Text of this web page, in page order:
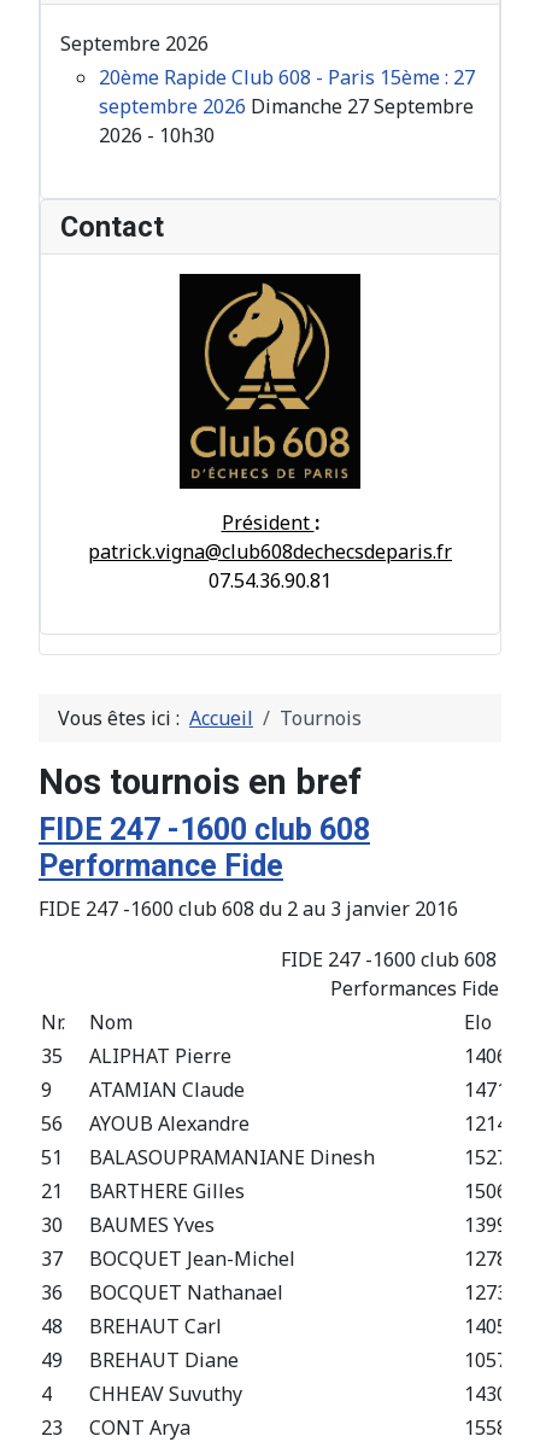
Septembre 2026
20ème Rapide Club 608 - Paris 15ème : 27
septembre 2026 Dimanche 27 Septembre
2026 - 10h30
Contact
Président :
patrick.vigna@club608dechecsdeparis.fr
07.54.36.90.81
Vous êtes ici : Accueil Tournois
Nos tournois en bref
FIDE 247 -1600 club 608
Performance Fide
FIDE 247 -1600 club 608 du 2 au 3 janvier 2016
FIDE 247 -1600 club 608 du
Performances Fide
Nr.
Nom
Elo
35
ALIPHAT Pierre
1406 F
9
ATAMIAN Claude
1471 F
56
AYOUB Alexandre
1214 F
51
BALASOUPRAMANIANE Dinesh
1527 F
21
BARTHERE Gilles
1506 F
30
BAUMES Yves
1399 E
37
BOCQUET Jean-Michel
1278 F
36
BOCQUET Nathanael
1273 F
48
BREHAUT Carl
1405 F
49
BREHAUT Diane
1057 F
4
CHHEAV Suvuthy
1430 F
23
CONT Arya
1558 F